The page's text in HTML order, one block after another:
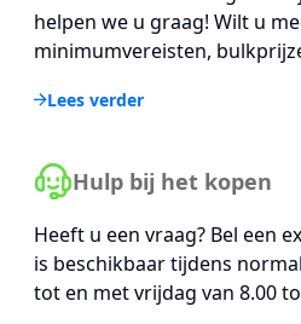
helpen we u graag! Wilt u
minimumvereisten,
Lees verder
Hulp bij het kopen
Heeft u een vraag? Bel een
is beschikbaar tijdens
tot en met vrijdag van 8.00